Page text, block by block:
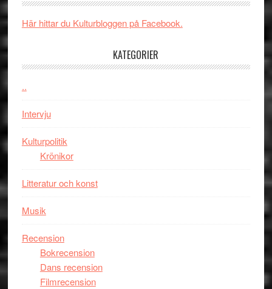
i
vara
Här hittar du Kulturbloggen på Facebook.
KATEGORIER
..
Intervju
Kulturpolitik
Krönikor
Litteratur och konst
Musik
Recension
Bokrecension
Dans recension
Filmrecension